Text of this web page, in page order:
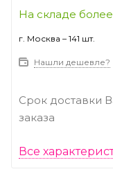
На складе более
г. Москва – 141 шт.
Нашли дешевле?
Срок доставки
заказа
Все